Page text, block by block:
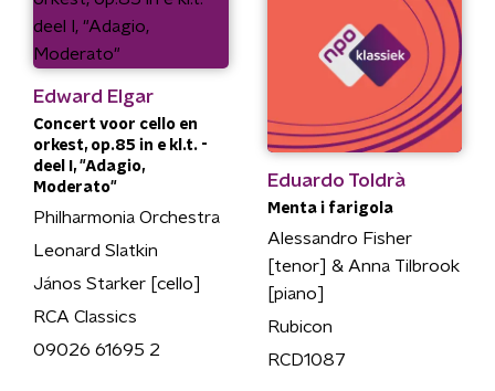
Edward Elgar
Concert voor cello en
orkest, op.85 in e kl.t. -
deel I, "Adagio,
Moderato"
Philharmonia Orchestra
Leonard Slatkin
János Starker [cello]
RCA Classics
09026 61695 2
Eduardo Toldrà
Menta i farigola
Alessandro Fisher
[tenor] & Anna Tilbrook
[piano]
Rubicon
RCD1087